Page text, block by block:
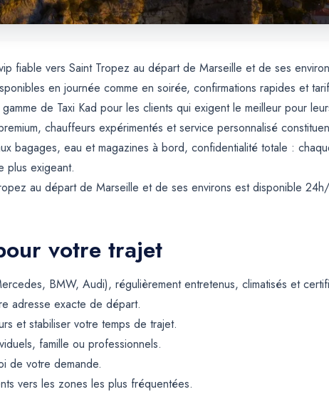
fiable vers Saint Tropez au départ de Marseille et de ses
en journée comme en soirée, confirmations rapides et
de Taxi Kad pour les clients qui exigent le meilleur pour
chauffeurs expérimentés et service personnalisé
bagages, eau et magazines à bord, confidentialité totale :
plus exigeant.
au départ de Marseille et de ses environs est disponible
votre trajet
BMW, Audi), régulièrement entretenus, climatisés et
adresse exacte de départ.
et stabiliser votre temps de trajet.
famille ou professionnels.
de votre demande.
vers les zones les plus fréquentées.